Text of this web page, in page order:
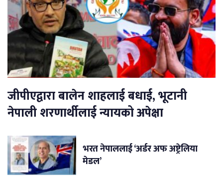
जीपीएद्वारा बालेन शाहलाई बधाई, भूटानी
नेपाली शरणार्थीलाई न्यायको अपेक्षा
भरत नेपाललाई ‘अर्डर अफ अष्ट्रेलिया
मेडल’